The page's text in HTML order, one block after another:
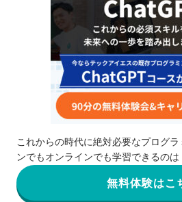
これからの時代に絶対必要なプログ
ンでもオンラインでも学習できるの
無料体験はこ